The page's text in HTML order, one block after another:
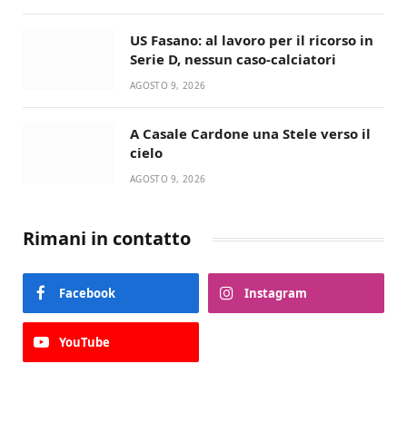
US Fasano: al lavoro per il ricorso in
Serie D, nessun caso-calciatori
AGOSTO 9, 2026
A Casale Cardone una Stele verso il
cielo
AGOSTO 9, 2026
Rimani in contatto
Facebook Instagram
YouTube